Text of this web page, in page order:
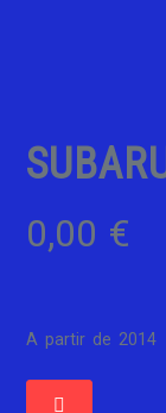
0,00 €
A partir de 2014